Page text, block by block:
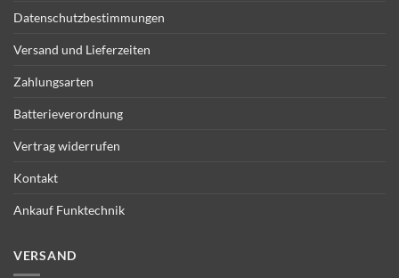
Datenschutzbestimmungen
Versand und Lieferzeiten
Zahlungsarten
Batterieverordnung
Vertrag widerrufen
Kontakt
Ankauf Funktechnik
VERSAND